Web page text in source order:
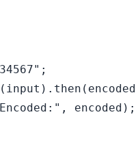
encoded);